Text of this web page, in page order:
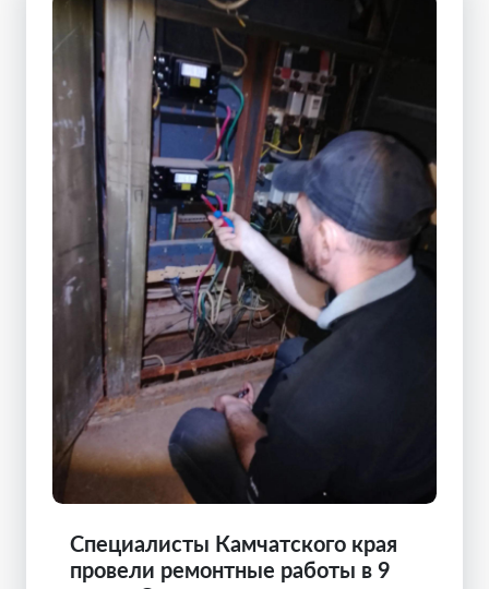
Специалисты Камчатского края
провели ремонтные работы в 9